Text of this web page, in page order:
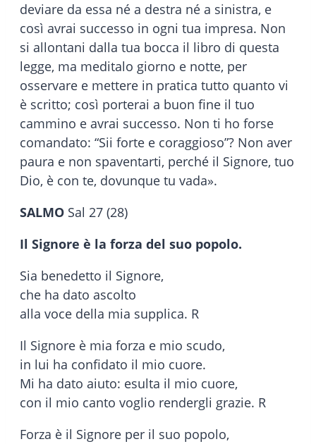
deviare da essa né a destra né a sinistra, e
così avrai successo in ogni tua impresa. Non
si allontani dalla tua bocca il libro di questa
legge, ma meditalo giorno e notte, per
osservare e mettere in pratica tutto quanto vi
è scritto; così porterai a buon fine il tuo
cammino e avrai successo. Non ti ho forse
comandato: “Sii forte e coraggioso”? Non aver
paura e non spaventarti, perché il Signore, tuo
Dio, è con te, dovunque tu vada».
SALMO Sal 27 (28)
Il Signore è la forza del suo popolo.
Sia benedetto il Signore,
che ha dato ascolto
alla voce della mia supplica. R
Il Signore è mia forza e mio scudo,
in lui ha confidato il mio cuore.
Mi ha dato aiuto: esulta il mio cuore,
con il mio canto voglio rendergli grazie. R
Forza è il Signore per il suo popolo,